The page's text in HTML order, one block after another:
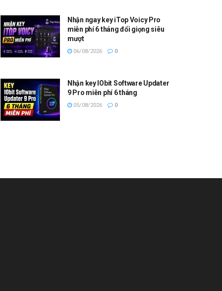
Nhận ngay key iTop Voicy Pro
miễn phí 6 tháng đổi giọng siêu
mượt
06/08/2026 0
Nhận key IObit Software Updater
9 Pro miễn phí 6 tháng
05/08/2026 0